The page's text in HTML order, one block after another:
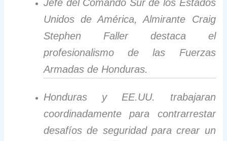
Jefe del Comando Sur de los Estados
Unidos de América, Almirante Craig
Stephen Faller destaca el
profesionalismo de las Fuerzas
Armadas de Honduras.
Honduras y EE.UU. trabajaran
coordinadamente para contrarrestar
desafíos de seguridad para crear un